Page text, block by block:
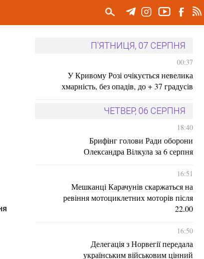
П'ЯТНИЦЯ, 07 СЕРПНЯ
00:37
У Кривому Розі очікується невелика
хмарність, без опадів, до + 37 градусів
ЧЕТВЕР, 06 СЕРПНЯ
18:40
Брифінг голови Ради оборони
Олександра Вілкула за 6 серпня
16:51
Мешканці Карачунів скаржаться на
ревіння мотоциклетних моторів після
22.00
16:50
Делегація з Норвегії передала
українським військовим цінний